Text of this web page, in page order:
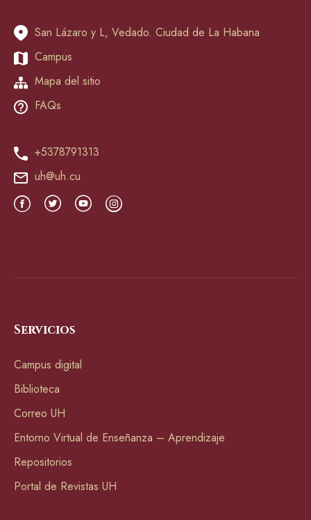
San Lázaro y L, Vedado. Ciudad de La Habana
Campus
Mapa del sitio
FAQs
+5378791313
uh@uh.cu
Servicios
Campus digital
Biblioteca
Correo UH
Entorno Virtual de Enseñanza – Aprendizaje
Repositorios
Portal de Revistas UH